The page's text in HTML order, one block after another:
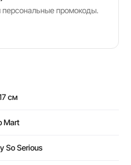
промокоды.
см
Mart
So Serious